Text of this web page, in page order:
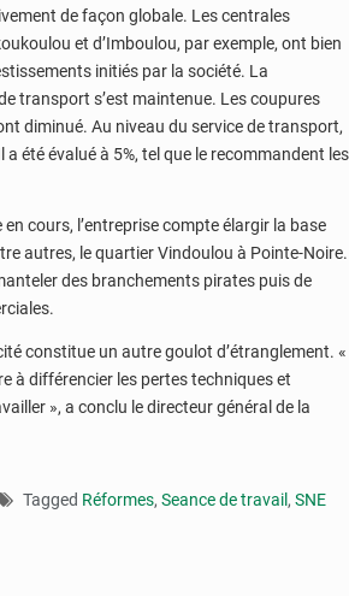
de façon globale. Les centrales
et d’Imboulou, par exemple, ont bien
initiés par la société. La
transport s’est maintenue. Les coupures
diminué. Au niveau du service de transport,
a été évalué à 5%, tel que le recommandent les
en cours, l’entreprise compte élargir la base
autres, le quartier Vindoulou à Pointe-Noire.
des branchements pirates puis de
constitue un autre goulot d’étranglement. «
à différencier les pertes techniques et
», a conclu le directeur général de la
Tagged Réformes, Seance de travail , SNE